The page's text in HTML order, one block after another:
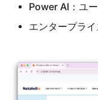
Power AI： ユ
エンタープラ